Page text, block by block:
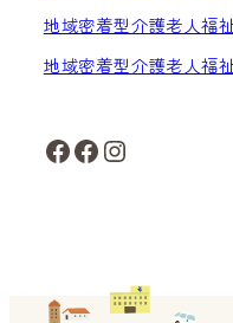
地域密着型介護老人福
地域密着型介護老人福
Facebook Facebook Instagram